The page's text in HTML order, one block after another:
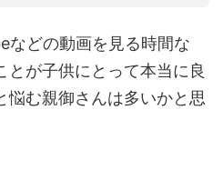
などの動画を見る時間な
とが子供にとって本当に良
悩む親御さんは多いかと思